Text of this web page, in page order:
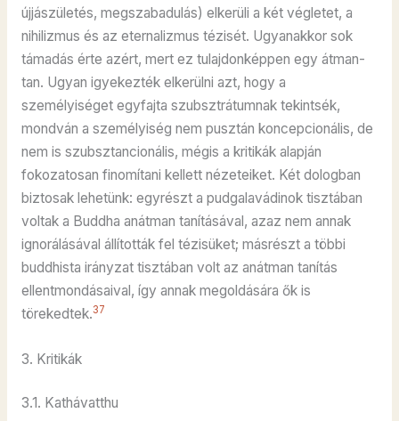
újjászületés, megszabadulás) elkerüli a két végletet, a
nihilizmus és az eternalizmus tézisét. Ugyanakkor sok
támadás érte azért, mert ez tulajdonképpen egy átman-
tan. Ugyan igyekezték elkerülni azt, hogy a
személyiséget egyfajta szubsztrátumnak tekintsék,
mondván a személyiség nem pusztán koncepcionális, de
nem is szubsztancionális, mégis a kritikák alapján
fokozatosan finomítani kellett nézeteiket. Két dologban
biztosak lehetünk: egyrészt a pudgalavádinok tisztában
voltak a Buddha anátman tanításával, azaz nem annak
ignorálásával állították fel tézisüket; másrészt a többi
buddhista irányzat tisztában volt az anátman tanítás
ellentmondásaival, így annak megoldására ők is
törekedtek.37
3. Kritikák
3.1. Kathávatthu